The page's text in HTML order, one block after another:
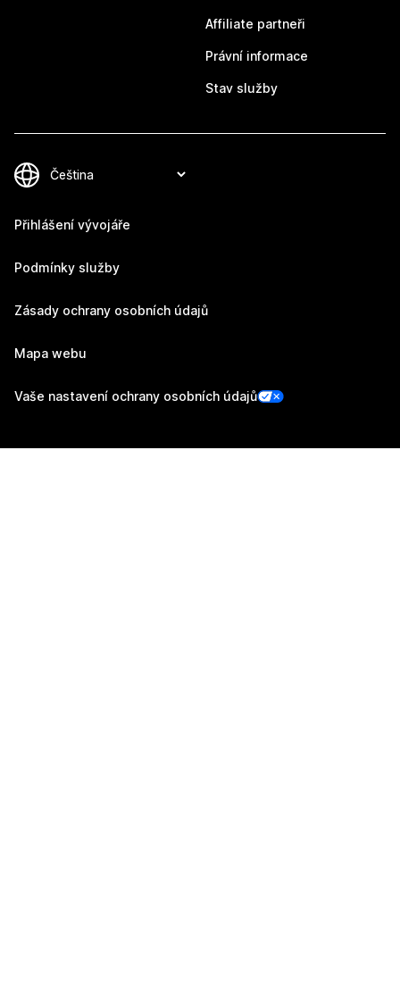
Affiliate partneři
Právní informace
Stav služby
Přihlášení vývojáře
Podmínky služby
Zásady ochrany osobních údajů
Mapa webu
Vaše nastavení ochrany osobních údajů